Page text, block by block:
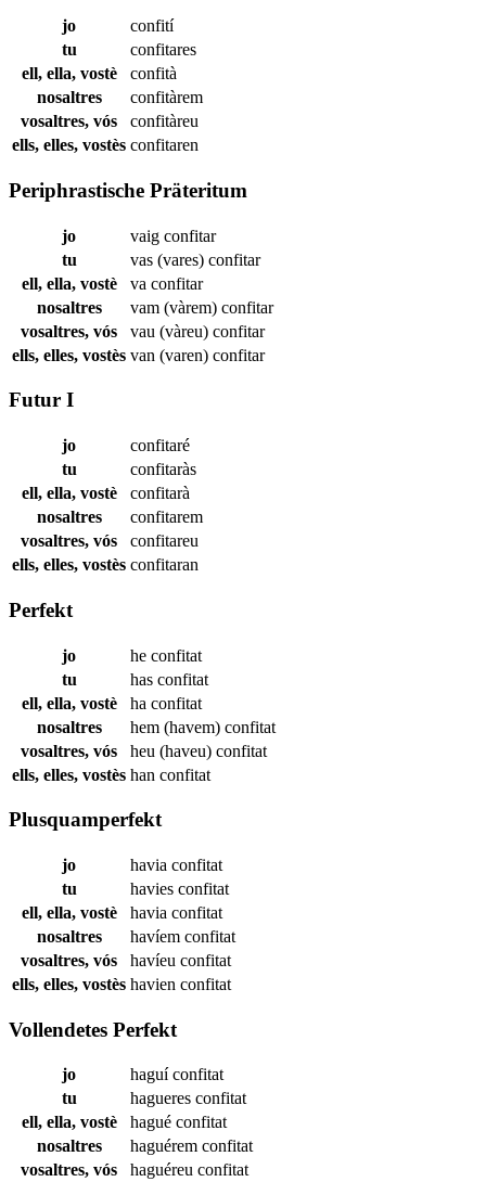
jo
confití
tu
confitares
ell, ella, vostè
confità
nosaltres
confitàrem
vosaltres, vós
confitàreu
ells, elles, vostès confitaren
Periphrastische Präteritum
jo vaig confitar
tu
vas (vares) confitar
ell, ella, vostè
va confitar
nosaltres
vam (vàrem) confitar
vosaltres, vós
vau (vàreu) confitar
ells, elles, vostès van (varen) confitar
Futur I
jo
confitaré
tu
confitaràs
ell, ella, vostè
confitarà
nosaltres
confitarem
vosaltres, vós
confitareu
ells, elles, vostès confitaran
Perfekt
jo he confitat
tu
has confitat
ell, ella, vostè
ha confitat
nosaltres
hem (havem) confitat
vosaltres, vós
heu (haveu) confitat
ells, elles, vostès han confitat
Plusquamperfekt
jo havia confitat
tu
havies confitat
ell, ella, vostè
havia confitat
nosaltres
havíem confitat
vosaltres, vós
havíeu confitat
ells, elles, vostès havien confitat
Vollendetes Perfekt
jo haguíconfitat
tu
hagueres confitat
ell, ella, vostè
hagué confitat
nosaltres
haguérem confitat
vosaltres, vós
haguéreu confitat